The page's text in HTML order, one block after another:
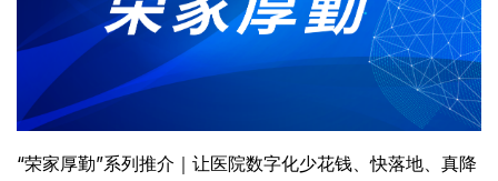
“荣家厚勤”系列推介｜让医院数字化少花钱、快落地、真降